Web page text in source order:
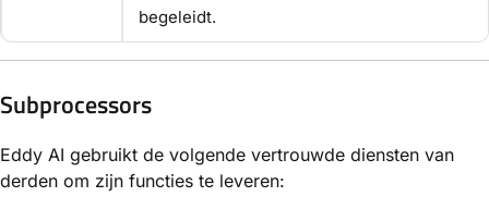
begeleidt.
Subprocessors
Eddy AI gebruikt de volgende vertrouwde diensten van
derden om zijn functies te leveren: